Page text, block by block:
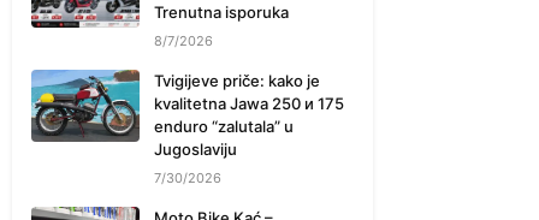
Trenutna isporuka
8/7/2026
Tvigijeve priče: kako je
kvalitetna Jawa 250 и 175
enduro “zalutala” u
Jugoslaviju
7/30/2026